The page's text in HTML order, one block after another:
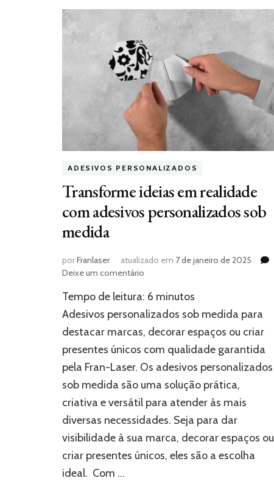
ADESIVOS PERSONALIZADOS
Transforme ideias em realidade
com adesivos personalizados sob
medida
porFranlaser atualizado em 7 de janeiro de 2025
Deixe um comentário
ideias
em
com
adesivos
personalizados
medida
Tempo de leitura: 6 minutos
Adesivos personalizados sob medida para
destacar marcas, decorar espaços ou criar
presentes únicos com qualidade garantida
pela Fran-Laser. Os adesivos personalizados
sob medida são uma solução prática,
criativa e versátil para atender às mais
diversas necessidades. Seja para dar
visibilidade à sua marca, decorar espaços ou
criar presentes únicos, eles são a escolha
ideal. Com …